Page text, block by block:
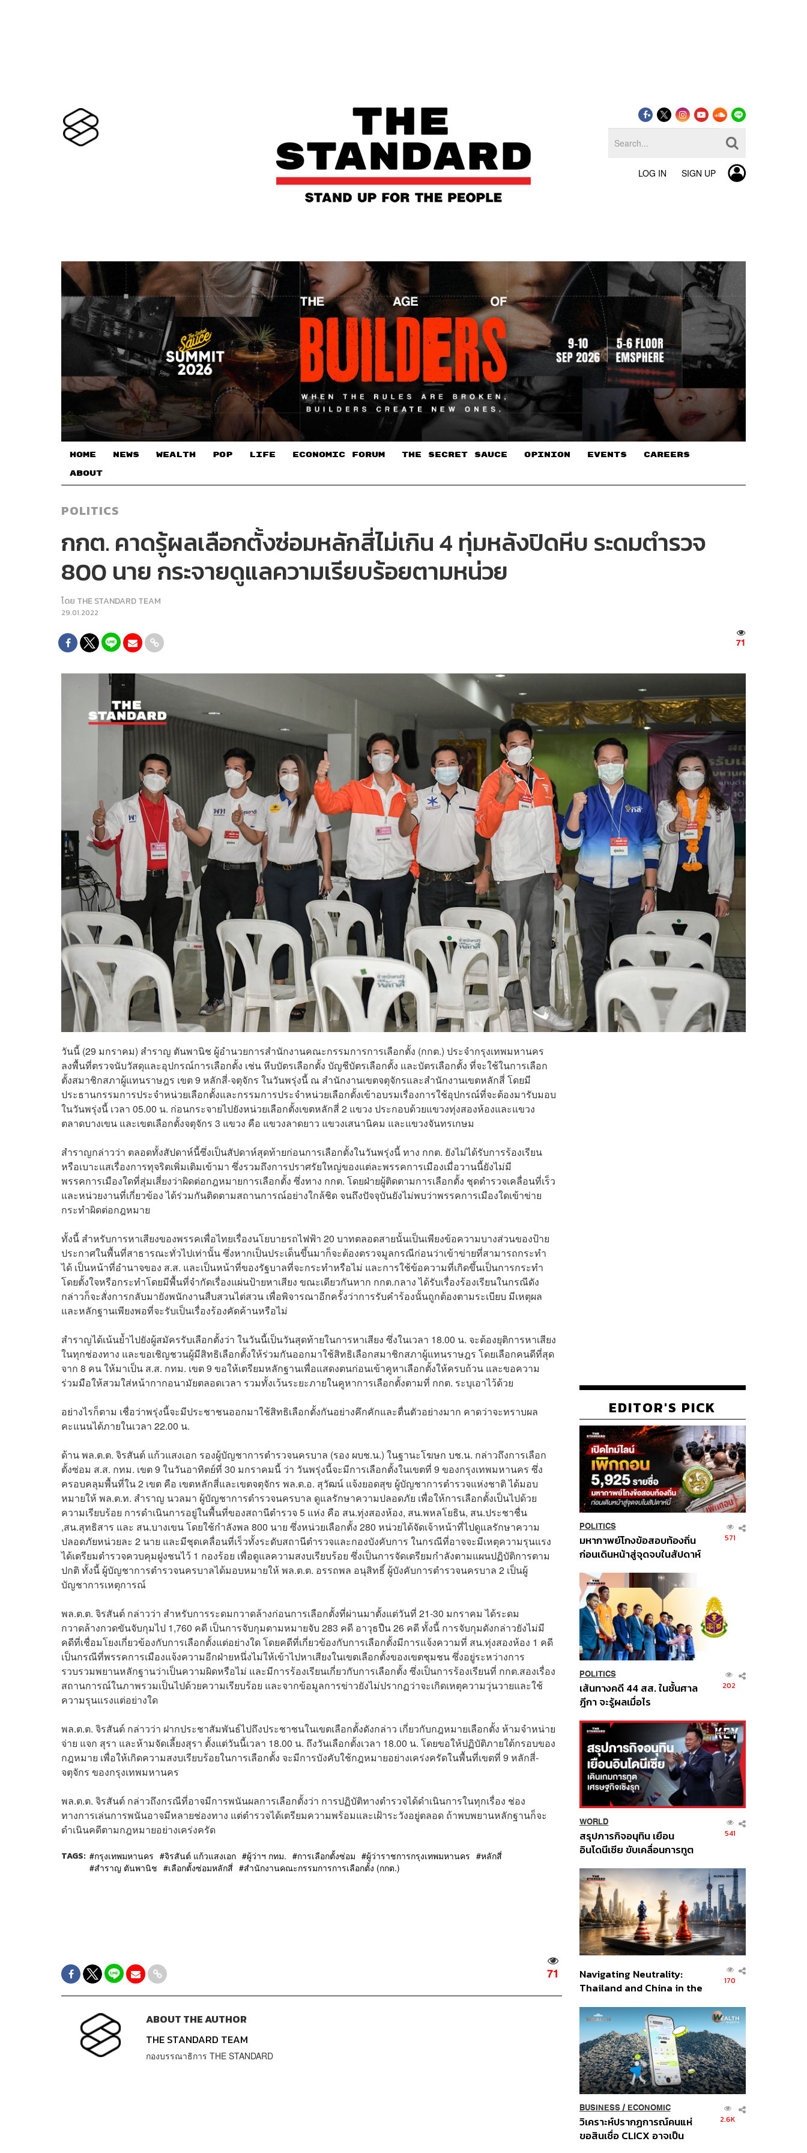
LOG IN SIGN UP
HOME NEWS WEALTH POP LIFE ECONOMIC FORUM THE SECRET SAUCE​ OPINION EVENTS CAREERS
ABOUT
POLITICS
กกต. คาดรู้ผลเลือกตั้งซ่อมหลักสี่ไม่เกิน 4 ทุ่มหลังปิดหีบ ระดมตำรวจ
800 นาย กระจายดูแลความเรียบร้อยตามหน่วย
โดย THE STANDARD TEAM
29.01.2022
71
วันนี้ (29 มกราคม) สำราญ ตันพานิช ผู้อำนวยการสำนักงานคณะกรรมการการเลือกตั้ง (กกต.) ประจำกรุงเทพมหานคร
ลงพื้นที่ตรวจนับวัสดุและอุปกรณ์การเลือกตั้ง เช่น หีบบัตรเลือกตั้ง บัญชีบัตรเลือกตั้ง และบัตรเลือกตั้ง ที่จะใช้ในการเลือก
ตั้งสมาชิกสภาผู้แทนราษฎร เขต 9 หลักสี่-จตุจักร ในวันพรุ่งนี้ ณ สำนักงานเขตจตุจักรและสำนักงานเขตหลักสี่ โดยมี
ประธานกรรมการประจำหน่วยเลือกตั้งและกรรมการประจำหน่วยเลือกตั้งเข้าอบรมเรื่องการใช้อุปกรณ์ที่จะต้องมารับมอบ
ในวันพรุ่งนี้ เวลา 05.00 น. ก่อนกระจายไปยังหน่วยเลือกตั้งเขตหลักสี่ 2 แขวง ประกอบด้วยแขวงทุ่งสองห้องและแขวง
ตลาดบางเขน และเขตเลือกตั้งจตุจักร 3 แขวง คือ แขวงลาดยาว แขวงเสนานิคม และแขวงจันทรเกษม
สำราญกล่าวว่า ตลอดทั้งสัปดาห์นี้ซึ่งเป็นสัปดาห์สุดท้ายก่อนการเลือกตั้งในวันพรุ่งนี้ ทาง กกต. ยังไม่ได้รับการร้องเรียน
หรือเบาะแสเรื่องการทุจริตเพิ่มเติมเข้ามา ซึ่งรวมถึงการปราศรัยใหญ่ของแต่ละพรรคการเมืองเมื่อวานนี้ยังไม่มี
พรรคการเมืองใดที่สุ่มเสี่ยงว่าผิดต่อกฎหมายการเลือกตั้ง ซึ่งทาง กกต. โดยฝ่ายผู้ติดตามการเลือกตั้ง ชุดตำรวจเคลื่อนที่เร็ว
และหน่วยงานที่เกี่ยวข้อง ได้ร่วมกันติดตามสถานการณ์อย่างใกล้ชิด จนถึงปัจจุบันยังไม่พบว่าพรรคการเมืองใดเข้าข่าย
กระทำผิดต่อกฎหมาย
ทั้งนี้ สำหรับการหาเสียงของพรรคเพื่อไทยเรื่องนโยบายรถไฟฟ้า 20 บาทตลอดสายนั้นเป็นเพียงข้อความบางส่วนของป้าย
ประกาศในพื้นที่สาธารณะทั่วไปเท่านั้น ซึ่งหากเป็นประเด็นขึ้นมาก็จะต้องตรวจมูลกรณีก่อนว่าเข้าข่ายที่สามารถกระทำ
ได้ เป็นหน้าที่อำนาจของ ส.ส. และเป็นหน้าที่ของรัฐบาลที่จะกระทำหรือไม่ และการใช้ข้อความที่เกิดขึ้นเป็นการกระทำ
โดยตั้งใจหรือกระทำโดยมีพื้นที่จำกัดเรื่องแผ่นป้ายหาเสียง ขณะเดียวกันหาก กกต.กลาง ได้รับเรื่องร้องเรียนในกรณีดัง
กล่าวก็จะสั่งการกลับมายังพนักงานสืบสวนไต่สวน เพื่อพิจารณาอีกครั้งว่าการรับคำร้องนั้นถูกต้องตามระเบียบ มีเหตุผล
และหลักฐานเพียงพอที่จะรับเป็นเรื่องร้องคัดค้านหรือไม่
สำราญได้เน้นย้ำไปยังผู้สมัครรับเลือกตั้งว่า ในวันนี้เป็นวันสุดท้ายในการหาเสียง ซึ่งในเวลา 18.00 น. จะต้องยุติการหาเสียง
ในทุกช่องทาง และขอเชิญชวนผู้มีสิทธิเลือกตั้งให้ร่วมกันออกมาใช้สิทธิเลือกสมาชิกสภาผู้แทนราษฎร โดยเลือกคนดีที่สุด
จาก 8 คน ให้มาเป็น ส.ส. กทม. เขต 9 ขอให้เตรียมหลักฐานเพื่อแสดงตนก่อนเข้าคูหาเลือกตั้งให้ครบถ้วน และขอความ
ร่วมมือให้สวมใส่หน้ากากอนามัยตลอดเวลา รวมทั้งเว้นระยะภายในคูหาการเลือกตั้งตามที่ กกต. ระบุเอาไว้ด้วย
อย่างไรก็ตาม เชื่อว่าพรุ่งนี้จะมีประชาชนออกมาใช้สิทธิเลือกตั้งกันอย่างคึกคักและตื่นตัวอย่างมาก คาดว่าจะทราบผล
คะแนนได้ภายในเวลา 22.00 น.
ด้าน พล.ต.ต. จิรสันต์ แก้วแสงเอก รองผู้บัญชาการตำรวจนครบาล (รอง ผบช.น.) ในฐานะโฆษก บช.น. กล่าวถึงการเลือก
ตั้งซ่อม ส.ส. กทม. เขต 9 ในวันอาทิตย์ที่ 30 มกราคมนี้ ว่า วันพรุ่งนี้จะมีการเลือกตั้งในเขตที่ 9 ของกรุงเทพมหานคร ซึ่ง
ครอบคลุมพื้นที่ใน 2 เขต คือ เขตหลักสี่และเขตจตุจักร พล.ต.อ. สุวัฒน์ แจ้งยอดสุข ผู้บัญชาการตำรวจแห่งชาติ ได้มอบ
หมายให้ พล.ต.ท. สำราญ นวลมา ผู้บัญชาการตำรวจนครบาล ดูแลรักษาความปลอดภัย เพื่อให้การเลือกตั้งเป็นไปด้วย
ความเรียบร้อย การดำเนินการอยู่ในพื้นที่ของสถานีตำรวจ 5 แห่ง คือ สน.ทุ่งสองห้อง, สน.พหลโยธิน, สน.ประชาชื่น
,สน.สุทธิสาร และ สน.บางเขน โดยใช้กำลังพล 800 นาย ซึ่งหน่วยเลือกตั้ง 280 หน่วยได้จัดเจ้าหน้าที่ไปดูแลรักษาความ
ปลอดภัยหน่วยละ 2 นาย และมีชุดเคลื่อนที่เร็วทั้งระดับสถานีตำรวจและกองบังคับการ ในกรณีที่อาจจะมีเหตุความรุนแรง
ได้เตรียมตำรวจควบคุมฝูงชนไว้ 1 กองร้อย เพื่อดูแลความสงบเรียบร้อย ซึ่งเป็นการจัดเตรียมกำลังตามแผนปฏิบัติการตาม
ปกติ ทั้งนี้ ผู้บัญชาการตำรวจนครบาลได้มอบหมายให้ พล.ต.ต. อรรถพล อนุสิทธิ์ ผู้บังคับการตำรวจนครบาล 2 เป็นผู้
บัญชาการเหตุการณ์
พล.ต.ต. จิรสันต์ กล่าวว่า สำหรับการระดมกวาดล้างก่อนการเลือกตั้งที่ผ่านมาตั้งแต่วันที่ 21-30 มกราคม ได้ระดม
กวาดล้างกวดขันจับกุมไป 1,760 คดี เป็นการจับกุมตามหมายจับ 283 คดี อาวุธปืน 26 คดี ทั้งนี้ การจับกุมดังกล่าวยังไม่มี
คดีที่เชื่อมโยงเกี่ยวข้องกับการเลือกตั้งแต่อย่างใด โดยคดีที่เกี่ยวข้องกับการเลือกตั้งมีการแจ้งความที่ สน.ทุ่งสองห้อง 1 คดี
เป็นกรณีที่พรรคการเมืองแจ้งความอีกฝ่ายหนึ่งไม่ให้เข้าไปหาเสียงในเขตเลือกตั้งของเขตชุมชน ซึ่งอยู่ระหว่างการ
รวบรวมพยานหลักฐานว่าเป็นความผิดหรือไม่ และมีการร้องเรียนเกี่ยวกับการเลือกตั้ง ซึ่งเป็นการร้องเรียนที่ กกต.สองเรื่อง
สถานการณ์ในภาพรวมเป็นไปด้วยความเรียบร้อย และจากข้อมูลการข่าวยังไม่ปรากฏว่าจะเกิดเหตุความวุ่นวายและใช้
ความรุนแรงแต่อย่างใด
พล.ต.ต. จิรสันต์ กล่าวว่า ฝากประชาสัมพันธ์ไปถึงประชาชนในเขตเลือกตั้งดังกล่าว เกี่ยวกับกฎหมายเลือกตั้ง ห้ามจำหน่าย
จ่าย แจก สุรา และห้ามจัดเลี้ยงสุรา ตั้งแต่วันนี้เวลา 18.00 น. ถึงวันเลือกตั้งเวลา 18.00 น. โดยขอให้ปฏิบัติภายใต้กรอบของ
กฎหมาย เพื่อให้เกิดความสงบเรียบร้อยในการเลือกตั้ง จะมีการบังคับใช้กฎหมายอย่างเคร่งครัดในพื้นที่เขตที่ 9 หลักสี่-
จตุจักร ของกรุงเทพมหานคร
พล.ต.ต. จิรสันต์ กล่าวถึงกรณีที่อาจมีการพนันผลการเลือกตั้งว่า การปฏิบัติทางตำรวจได้ดำเนินการในทุกเรื่อง ช่อง
ทางการเล่นการพนันอาจมีหลายช่องทาง แต่ตำรวจได้เตรียมความพร้อมและเฝ้าระวังอยู่ตลอด ถ้าพบพยานหลักฐานก็จะ
ดำเนินคดีตามกฎหมายอย่างเคร่งครัด
TAGS: กรุงเทพมหานคร จิรสันต์ แก้วแสงเอก ผู้ว่าฯ กทม. การเลือกตั้งซ่อม ผู้ว่าราชการกรุงเทพมหานคร
หลักสี่
สำราญ ตันพานิช
เลือกตั้งซ่อม​หลักสี่​ สำนักงานคณะกรรมการการเลือกตั้ง (กกต.)
71
ABOUT THE AUTHOR
THE STANDARD TEAM
กองบรรณาธิการ THE STANDARD
EDITOR'S PICK
POLITICS
มหากาพย์โกงข้อสอบท้องถิ่น
ก่อนเดินหน้าสู่จุดจบในสัปดาห์
571
POLITICS
เส้นทางคดี 44 สส. ในชั้นศาล
ฎีกา จะรู้ผลเมื่อไร
202
WORLD
สรุปภารกิจอนุทิน เยือน
อินโดนีเซีย ขับเคลื่อนการทูต
ส่วนยุทธศาสตร์ไทย –
อินโดนีเซีย
541
Navigating Neutrality:
Thailand and China in the
Order
170
BUSINESS/ ECONOMIC
วิเคราะห์ปรากฏการณ์คนแห่
ขอสินเชื่อ CLICX อาจเป็น
2.6K